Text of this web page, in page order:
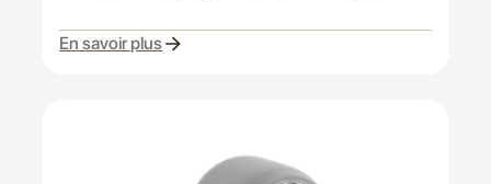
En savoir plus